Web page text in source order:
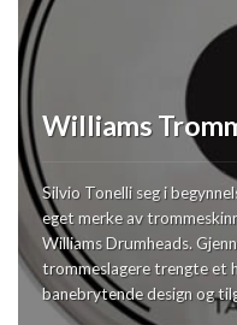
Williams
Silvio Tonelli seg i
eget merke av
Williams Drumheads.
trommeslagere trengte et
banebrytende design og